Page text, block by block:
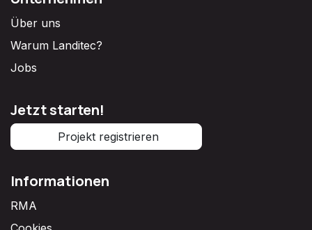
Über uns
Warum Landitec?
Jobs
Jetzt starten!
Projekt registrieren
Informationen
RMA